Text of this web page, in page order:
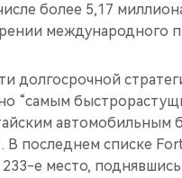
более 5,17
международного
долгосрочной
“самым
автомобильным
В последнем списке
233-е место,